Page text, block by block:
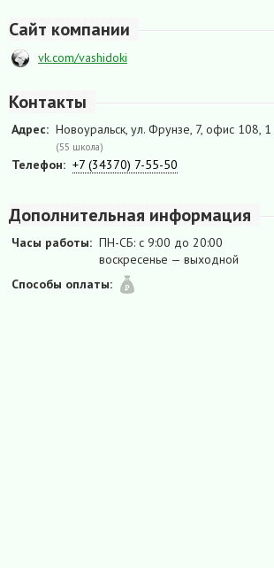
Сайт компании
vk.com/vashidoki
Контакты
Адрес: Новоуральск, ул. Фрунзе, 7, офис 108, 1
(55 школа)
Телефон: +7 (34370) 7-55-50
Дополнительная информация
Часы работы: ПН-СБ: с 9:00 до 20:00
воскресенье — выходной
Способы оплаты: